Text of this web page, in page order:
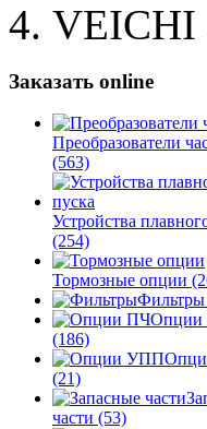
VEICHI
Заказать online
Преобразователи
(563)
Устройства
(254)
Тормозные опции
Фильтры
(186)
(21)
части (53)